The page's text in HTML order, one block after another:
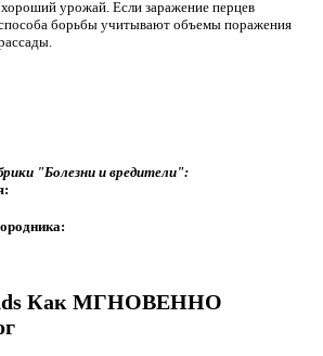
хороший урожай. Если заражение перцев
борьбы учитывают объемы поражения
"Болезни и вредители":
Как МГНОВЕННО